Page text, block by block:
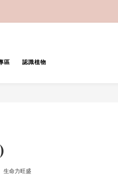
區 認識植物
生命力旺盛